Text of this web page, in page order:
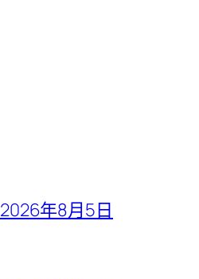
2026年8月5日